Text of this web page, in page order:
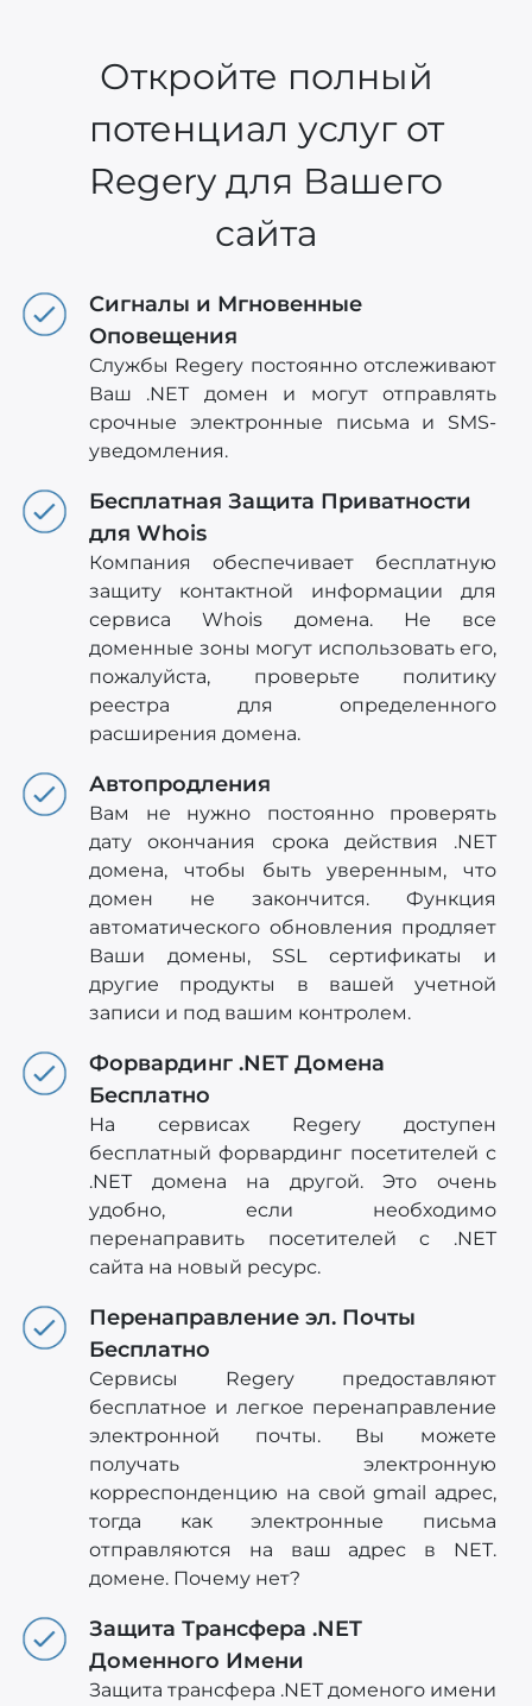
Откройте полный
потенциал услуг от
Regery для Вашего
сайта
Сигналы и Мгновенные
Оповещения
Службы Regery постоянно отслеживают
Ваш .NET домен и могут отправлять
срочные электронные письма и SMS-
уведомления.
Бесплатная Защита Приватности
для Whois
Компания обеспечивает бесплатную
защиту контактной информации для
сервиса Whois домена. Не все
доменные зоны могут использовать его,
пожалуйста, проверьте политику
реестра для определенного
расширения домена.
Автопродления
Вам не нужно постоянно проверять
дату окончания срока действия .NET
домена, чтобы быть уверенным, что
домен не закончится. Функция
автоматического обновления продляет
Ваши домены, SSL сертификаты и
другие продукты в вашей учетной
записи и под вашим контролем.
Форвардинг .NET Домена
Бесплатно
На сервисах Regery доступен
бесплатный форвардинг посетителей с
.NET домена на другой. Это очень
удобно, если необходимо
перенаправить посетителей c .NET
сайта на новый ресурс.
Перенаправление эл. Почты
Бесплатно
Сервисы Regery предоставляют
бесплатное и легкое перенаправление
электронной почты. Вы можете
получать электронную
корреспонденцию на свой gmail адрес,
тогда как электронные письма
отправляются на ваш адрес в NET.
домене. Почему нет?
Защита Трансфера .NET
Доменного Имени
Защита трансфера .NET доменого имени